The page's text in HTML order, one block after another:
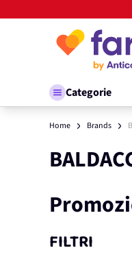
Salta al contenuto
Categorie
Home Brands
FILTRI